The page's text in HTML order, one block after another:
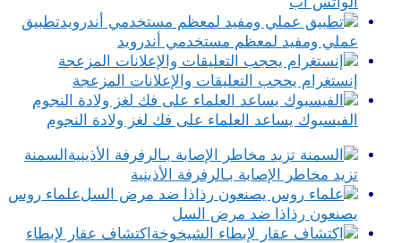
تطبيق
عملي ومفيد لمعظم مستخدمي أندرويد
إنستغرام يحجب التعليقات والإعلانات المزعجة
الفيسبوك يساعد العلماء على فك لغز ولادة النجوم
السمنة
تزيد مخاطر الإصابة بـالرفرفة الأذينية
علماء روس
يصنعون رذاذا ضد مرض السل
اكتشاف عقار لإبطاء